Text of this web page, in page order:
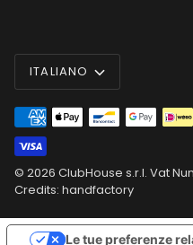
Lingua
ITALIANO
© 2026 ClubHouse s.r.l. Vat
Credits: handfactory
Le tue preferenze